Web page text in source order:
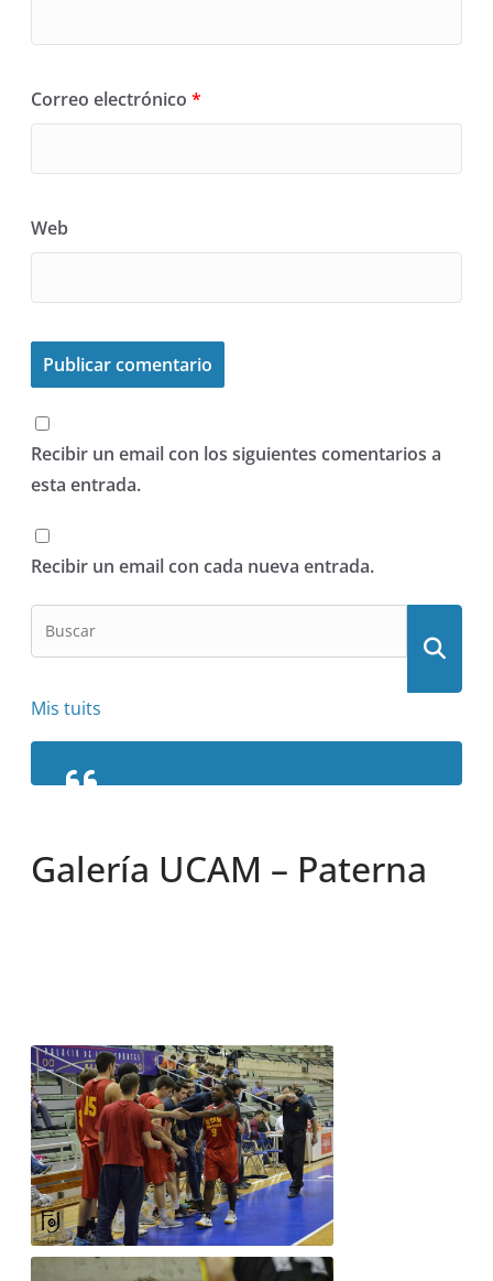
Correo electrónico*
Web
Recibir un email con los siguientes comentarios a
esta entrada.
Recibir un email con cada nueva entrada.
Mis tuits
Galería UCAM – Paterna